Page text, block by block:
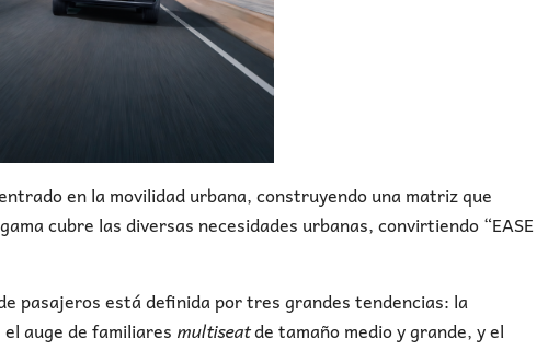
en la movilidad urbana, construyendo una matriz que
cubre las diversas necesidades urbanas, convirtiendo “EASE
pasajeros está definida por tres grandes tendencias: la
auge de familiares multiseatde tamaño medio y grande, y el